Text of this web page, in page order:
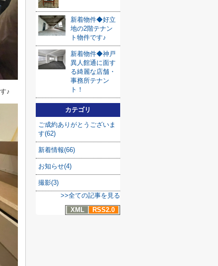
♪
新着物件◆好立
地の2階テナン
ト物件です♪
新着物件◆神戸
異人館通に面す
る綺麗な店舗・
事務所テナン
ト！
カテゴリ
ご成約ありがとうございま
す(62)
新着情報(66)
お知らせ(4)
撮影(3)
>>全ての記事を見る
XML
RSS2.0